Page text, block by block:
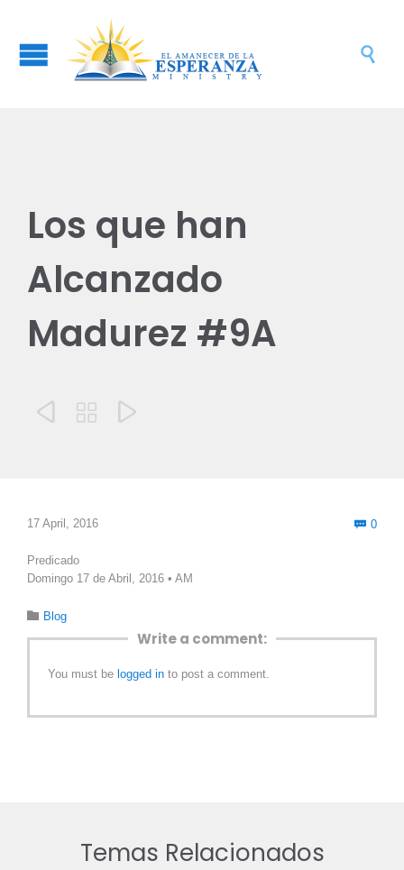

Los que han
Alcanzado
Madurez #9A
  
17 April, 2016  0
Predicado
Domingo 17 de Abril, 2016 • AM
 Category
Blog
Write a comment:
You must be logged in to post a comment.
Temas Relacionados